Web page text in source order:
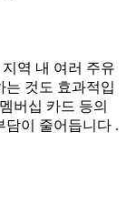
역 내 여러 주유
는 것도 효과적입
버십 카드 등의
담이 줄어듭니다 .